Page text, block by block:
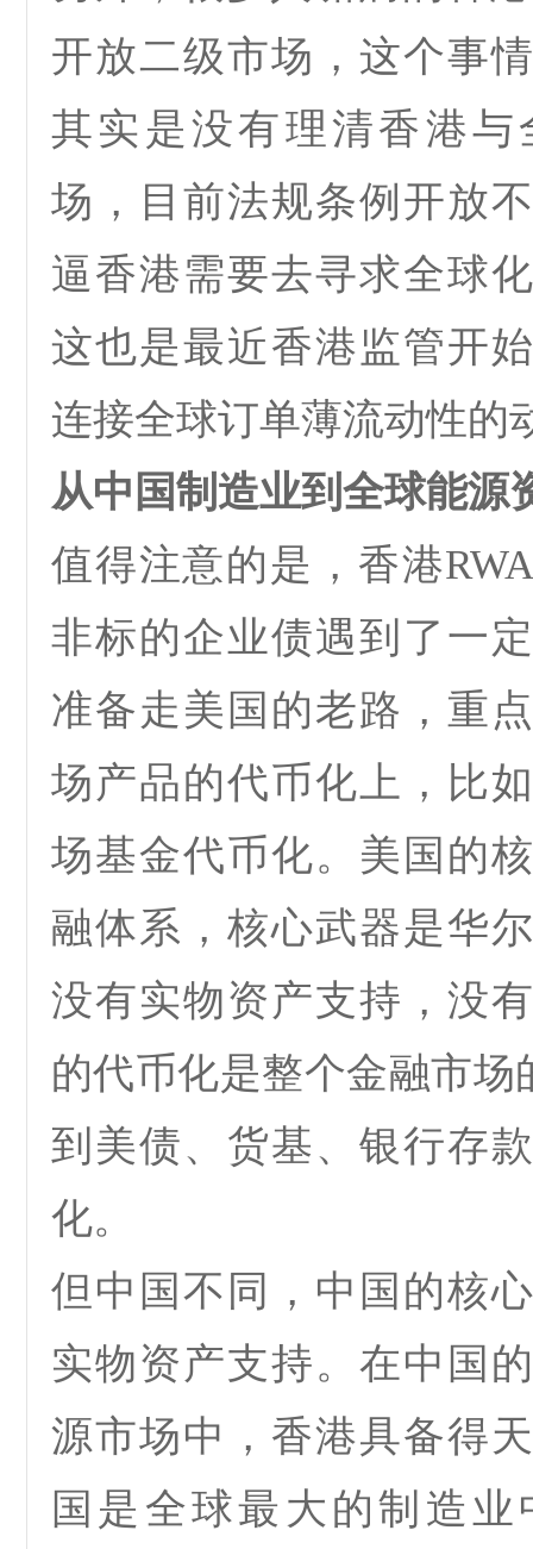
开放二级市场，这个事
其实是没有理清香港与
场，目前法规条例开放
逼香港需要去寻求全球
这也是最近香港监管开
连接全球订单薄流动性的
从中国制造业到全球能源
值得注意的是， 香港
非标的企业债遇到了一
准备走美国的老路，重
场产品的代币化上，比
场基金代币化。美国的
融体系，核心武器是华
没有实物资产支持，没
的代币化是整个金融市场
到美债、货基、银行存
化。
但中国不同，中国的核
实物资产支持。在中国
源市场中，香港具备得
国是全球最大的制造业